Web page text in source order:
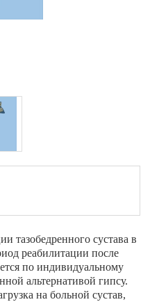
тазобедренного сустава в
реабилитации после
по индивидуальному
альтернативой гипсу.
на больной сустав,